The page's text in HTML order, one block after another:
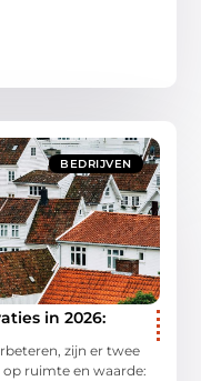
BEDRIJVEN
in 2026:
zijn er twee
ruimte en waarde: